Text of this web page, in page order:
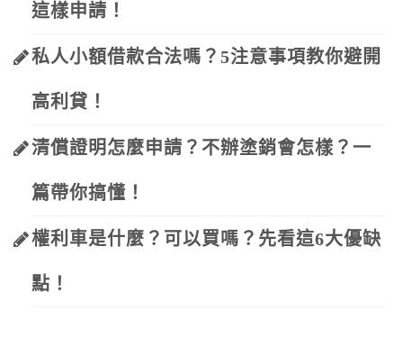
這樣申請！
私人小額借款合法嗎？5注意事項教你避開
高利貸！
清償證明怎麼申請？不辦塗銷會怎樣？一
篇帶你搞懂！
權利車是什麼？可以買嗎？先看這6大優缺
點！